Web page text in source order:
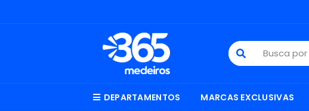
DEPARTAMENTOS MARCAS EXCLUSIVAS